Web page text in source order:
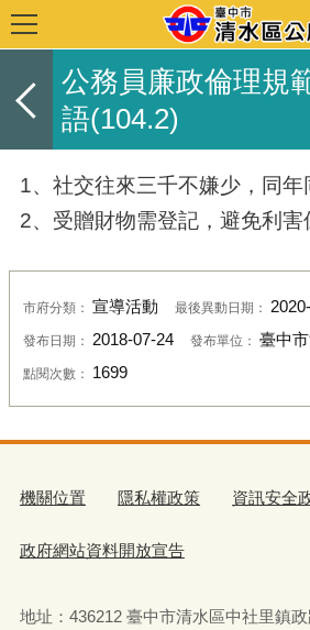
公務員廉政倫理規
語(104.2)
1、社交往來三千不嫌少，同年
2、受贈財物需登記，避免利害
市府分類： 宣導活動 最後異動日期：
發布日期： 2018-07-24 發布單位： 臺中
點閱次數： 1699
機關位置 隱私權政策 資訊安全
政府網站資料開放宣告
地址：436212 臺中市清水區中社里